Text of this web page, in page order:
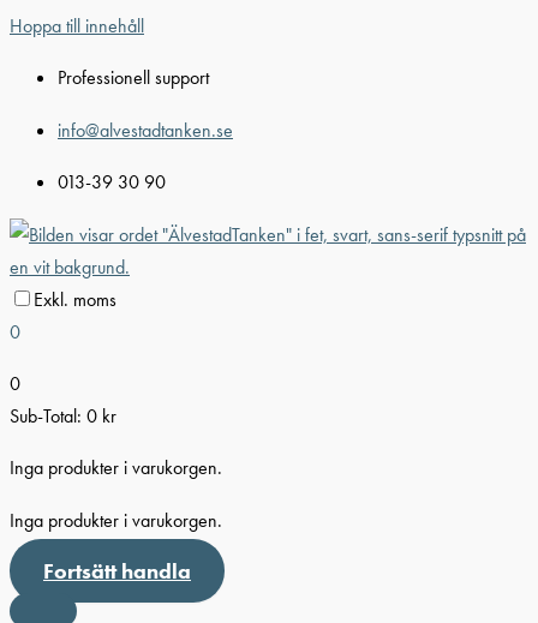
Hoppa till innehåll
Professionell support
info@alvestadtanken.se
013-39 30 90
Exkl. moms
0
0
Sub-Total: 0 kr
Inga produkter i varukorgen.
Inga produkter i varukorgen.
Fortsätt handla